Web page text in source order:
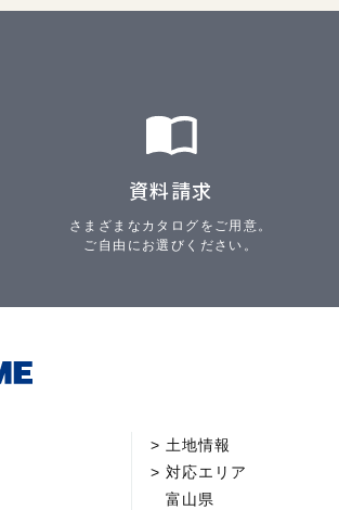
資料請求
さまざまなカタログをご用意。
ご自由にお選びください。
土地情報
対応エリア
富山県